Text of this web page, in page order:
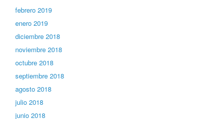
febrero 2019
enero 2019
diciembre 2018
noviembre 2018
octubre 2018
septiembre 2018
agosto 2018
julio 2018
junio 2018